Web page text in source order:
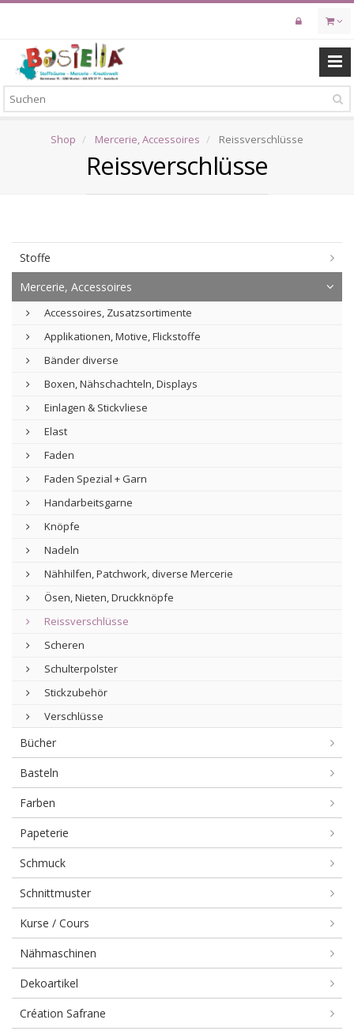
Skip
content
Shop Mercerie, Accessoires Reissverschlüsse
Reissverschlüsse
Stoffe
Mercerie, Accessoires
Accessoires, Zusatzsortimente
Applikationen, Motive, Flickstoffe
Bänder diverse
Boxen, Nähschachteln, Displays
Einlagen & Stickvliese
Elast
Faden
Faden Spezial + Garn
Handarbeitsgarne
Knöpfe
Nadeln
Nähhilfen, Patchwork, diverse Mercerie
Ösen, Nieten, Druckknöpfe
Reissverschlüsse
Scheren
Schulterpolster
Stickzubehör
Verschlüsse
Bücher
Basteln
Farben
Papeterie
Schmuck
Schnittmuster
Kurse / Cours
Nähmaschinen
Dekoartikel
Création Safrane